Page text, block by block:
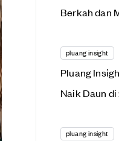
Berkah dan
Ukraina
pluang insight
Pluang
Naik Daun di
Lagi Tahun
pluang insight